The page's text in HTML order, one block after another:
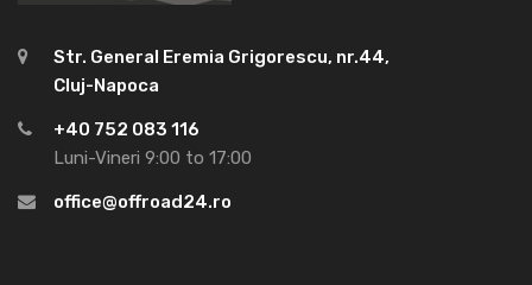
Str. General Eremia Grigorescu, nr.44,
Cluj-Napoca
+40 752 083 116
Luni-Vineri 9:00 to 17:00
office@offroad24.ro